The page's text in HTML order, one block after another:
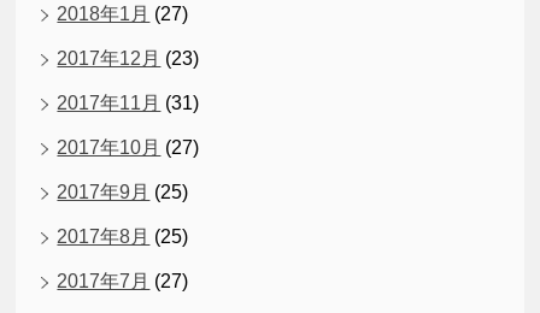
2018年1月 (27)
2017年12月 (23)
2017年11月 (31)
2017年10月 (27)
2017年9月 (25)
2017年8月 (25)
2017年7月 (27)